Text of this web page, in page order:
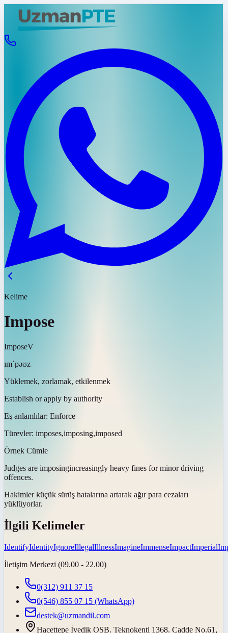
Kelime
Impose
ImposeV
ɪmˈpəʊz
Yüklemek, zorlamak, etkilenmek
Establish or apply by authority
Eş anlamlılar: Enforce
Türevler: imposes,imposing,imposed
Örnek Cümle
Judges are imposingincreasingly heavy fines for minor driving
offences.
Hakimler küçük sürüş hatalarına artarak ağır para cezaları
yüklüyorlar.
İlgili Kelimeler
IdentifyIdentityIgnoreIllegalIllnessImagineImmenseImpactImperial
İletişim Merkezi (09.00 - 22.00)
0(312) 911 37 15
0(546) 855 07 15 (WhatsApp)
destek@uzmandil.com
Hacettepe İvedik OSB. Teknokenti 1368. Cadde No.61,